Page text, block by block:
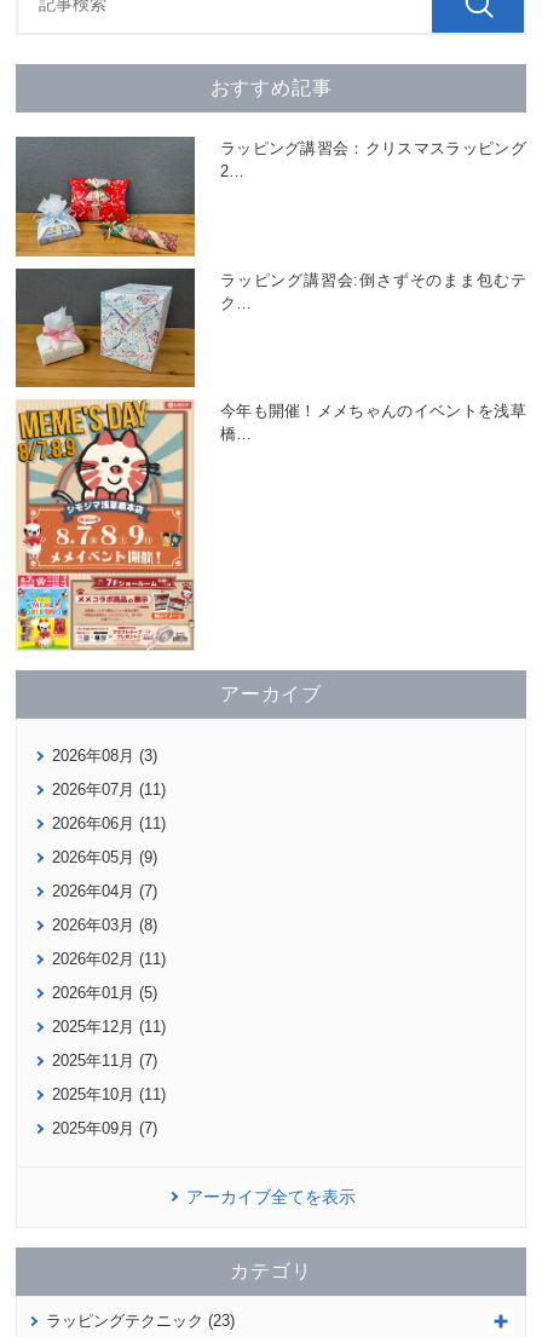
おすすめ記事
ラッピング講習会：クリスマスラッピング
2…
ラッピング講習会:倒さずそのまま包むテ
ク
今年も開催！メメちゃんのイベントを浅草
橋…
アーカイブ
2026年08月 (3)
2026年07月 (11)
2026年06月 (11)
2026年05月 (9)
2026年04月 (7)
2026年03月 (8)
2026年02月 (11)
2026年01月 (5)
2025年12月 (11)
2025年11月 (7)
2025年10月 (11)
2025年09月 (7)
アーカイブ全てを表示
カテゴリ
ラッピングテクニック (23)